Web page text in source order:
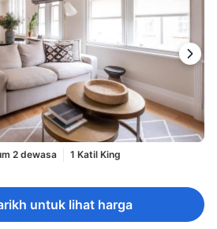
2 dewasa
1 Katil King
untuk lihat harga